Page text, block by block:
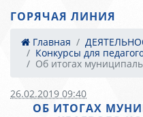
ГОРЯЧАЯ ЛИНИЯ
Главная
Конкурсы для
Об итогах
26.02.2019 09:40
ОБ ИТОГАХ